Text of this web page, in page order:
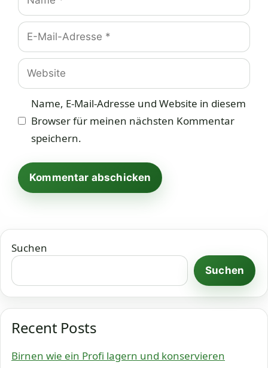
E-
Mail-
Adresse
Website
Name, E-Mail-Adresse und Website in diesem
Browser für meinen nächsten Kommentar
speichern.
Suchen
Suchen
Recent Posts
Birnen wie ein Profi lagern und konservieren